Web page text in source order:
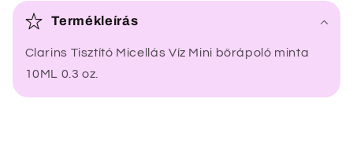
s
c
Termékleírás
Clarins Tisztító Micellás Víz Mini bőrápoló minta
10ML 0.3 oz.